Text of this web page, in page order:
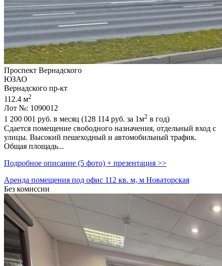
Проспект Вернадского
ЮЗАО
Вернадского пр-кт
112.4 м2
Лот №: 1090012
1 200 001 руб. в месяц (128 114 руб. за 1м2 в год)
Сдается помещение свободного назначения,­ отдельный вход с
улицы. Высокий пешеходный и автомобильный трафик.
Общая площадь...
Подробное описание (5 фото) + презентация >>
Аренда помещения под офис 112 кв. м, м Новаторская
Без комиссии